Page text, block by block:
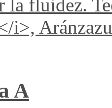
la fluidez.
i>,
A